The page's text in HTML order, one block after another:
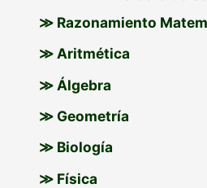
≫ Razonamiento
≫ Aritmética
≫ Álgebra
≫ Geometría
≫ Biología
≫ Física